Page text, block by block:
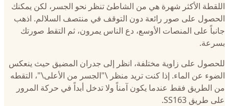
اللقطة الأكثر شهرة هي من الشاطئ تنظر نحو الجسر، لكن يمكنك
الحصول على صور رائعة دون التوقف في منتصف السلالم. اذهب
جانباً على المنصات الأوسع، دع الناس يمرون، ثم التقط صورتك
بسرعة.
للحصول على زاوية مختلفة، انظر إلى جدران المضيق حيث ينعكس
الضوء عن الماء. إذا كنت تريد منظر \"الجسر من الأعلى\"، التقطه
من الطريق فقط عندما يكون آمناً ولا تدخل أبداً في حركة المرور
على طريق SS163.